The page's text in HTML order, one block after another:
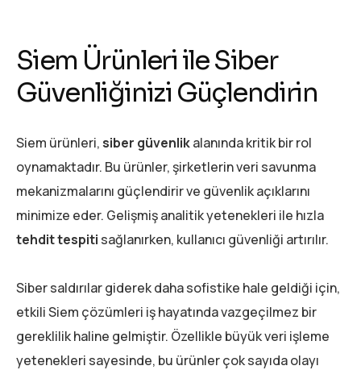
Siem Ürünleri ile Siber
Güvenliğinizi Güçlendirin
Siem ürünleri,siber güvenlikalanında kritik bir rol
oynamaktadır. Bu ürünler, şirketlerin veri savunma
mekanizmalarını güçlendirir ve güvenlik açıklarını
minimize eder. Gelişmiş analitik yetenekleri ile hızla
tehdit tespiti sağlanırken, kullanıcı güvenliği artırılır.
Siber saldırılar giderek daha sofistike hale geldiği için,
etkili Siem çözümleri iş hayatında vazgeçilmez bir
gereklilik haline gelmiştir. Özellikle büyük veri işleme
yetenekleri sayesinde, bu ürünler çok sayıda olayı